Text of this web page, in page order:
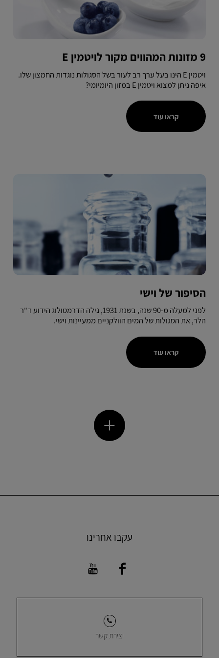
9 מזונות המהווים מקור לויטמין E
ויטמין E הינו בעל ערך רב לעור בשל הסגולות נוגדות החמצון שלו.
איפה ניתן למצוא ויטמין E במזון היומיומי?
קראו עוד
הסיפור של וישי
לפני למעלה מ-90 שנה, בשנת 1931, גילה הדרמטולוג הידוע ד"ר
הלר, את הסגולות של המים הוולקניים ממעיינות וישי.
קראו עוד
עקבו אחרינו
יצירת קשר